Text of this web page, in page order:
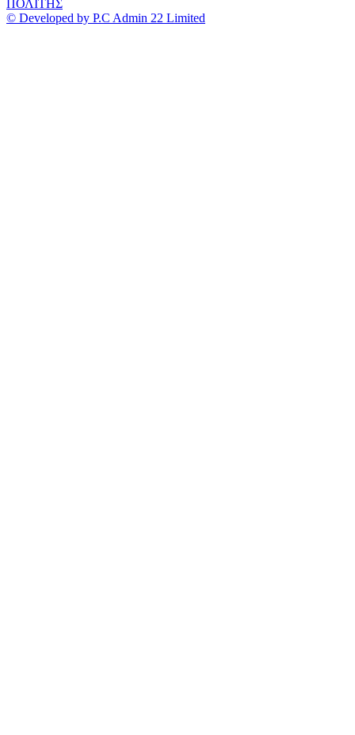
ΠΟΛΙΤΗΣ
© Developed by P.C Admin 22 Limited